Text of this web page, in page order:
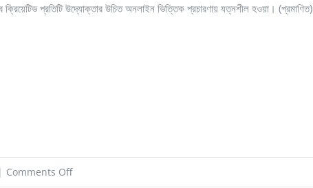
প্রতিটি উদ্যোক্তার উচিত অনলাইন ভিত্তিক প্রচারণায় যত্নশীল হওয়া। (প্রমাণিত)
| Comments Offon